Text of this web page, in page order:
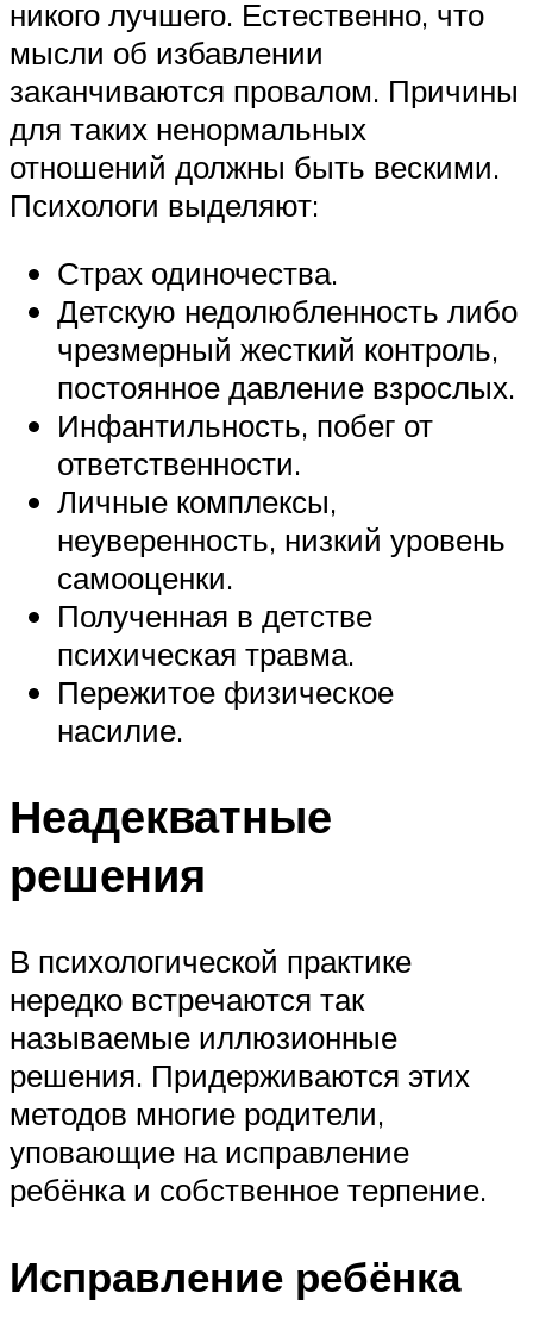
никого лучшего. Естественно, что
мысли об избавлении
заканчиваются провалом. Причины
для таких ненормальных
отношений должны быть вескими.
Психологи выделяют:
Страх одиночества.
Детскую недолюбленность либо
чрезмерный жесткий контроль,
постоянное давление взрослых.
Инфантильность, побег от
ответственности.
Личные комплексы,
неуверенность, низкий уровень
самооценки.
Полученная в детстве
психическая травма.
Пережитое физическое
насилие.
Неадекватные
решения
В психологической практике
нередко встречаются так
называемые иллюзионные
решения. Придерживаются этих
методов многие родители,
уповающие на исправление
ребёнка и собственное терпение.
Исправление ребёнка